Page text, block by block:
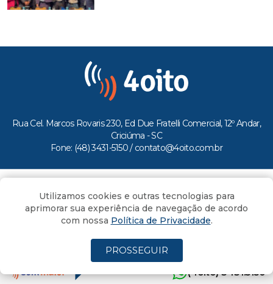
Rua Cel. Marcos Rovaris 230, Ed Due Fratelli Comercial, 12º Andar,
Criciúma - SC
Fone: (48) 3431-5150 / contato@4oito.com.br
Todos os direitos reservados ao Portal 4oito
(4oito) 3431.5150
Utilizamos cookies e outras tecnologias para
aprimorar sua experiência de navegação de acordo
com nossa Política de Privacidade.
PROSSEGUIR